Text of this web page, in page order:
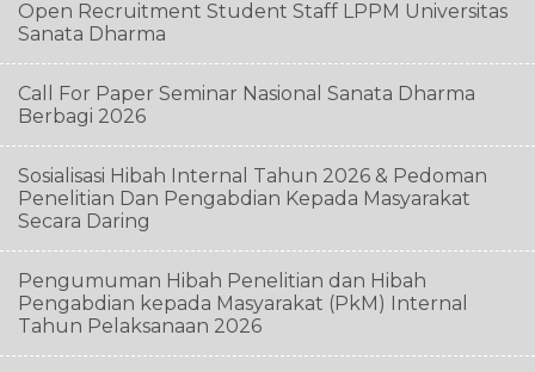
Open Recruitment Student Staff LPPM Universitas
Sanata Dharma
Call For Paper Seminar Nasional Sanata Dharma
Berbagi 2026
Sosialisasi Hibah Internal Tahun 2026 & Pedoman
Penelitian Dan Pengabdian Kepada Masyarakat
Secara Daring
Pengumuman Hibah Penelitian dan Hibah
Pengabdian kepada Masyarakat (PkM) Internal
Tahun Pelaksanaan 2026